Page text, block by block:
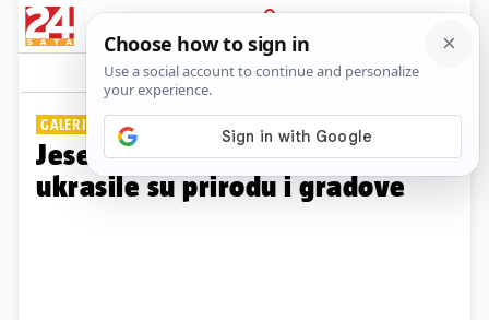
PRIJAVA
Galerija Komentari
GALERIJA FOTOGRAFIJA
Jesen u Hrvatskoj: Tople boje
ukrasile su prirodu i gradove